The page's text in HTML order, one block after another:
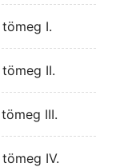
I.
II.
III.
IV.